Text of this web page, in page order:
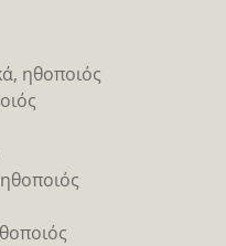
ηθοποιός